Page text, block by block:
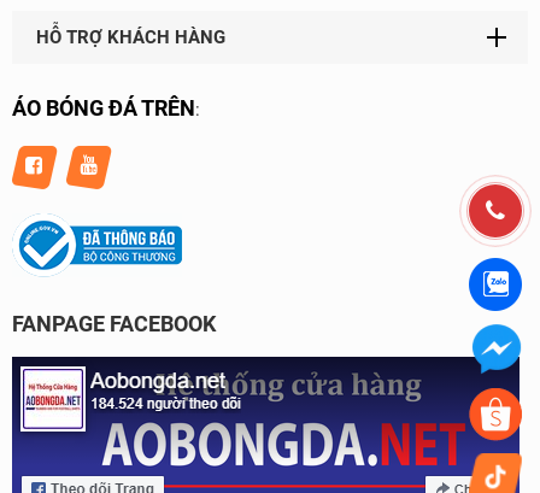
HỖ TRỢ KHÁCH HÀNG
ÁO BÓNG ĐÁ TRÊN:
FANPAGE FACEBOOK